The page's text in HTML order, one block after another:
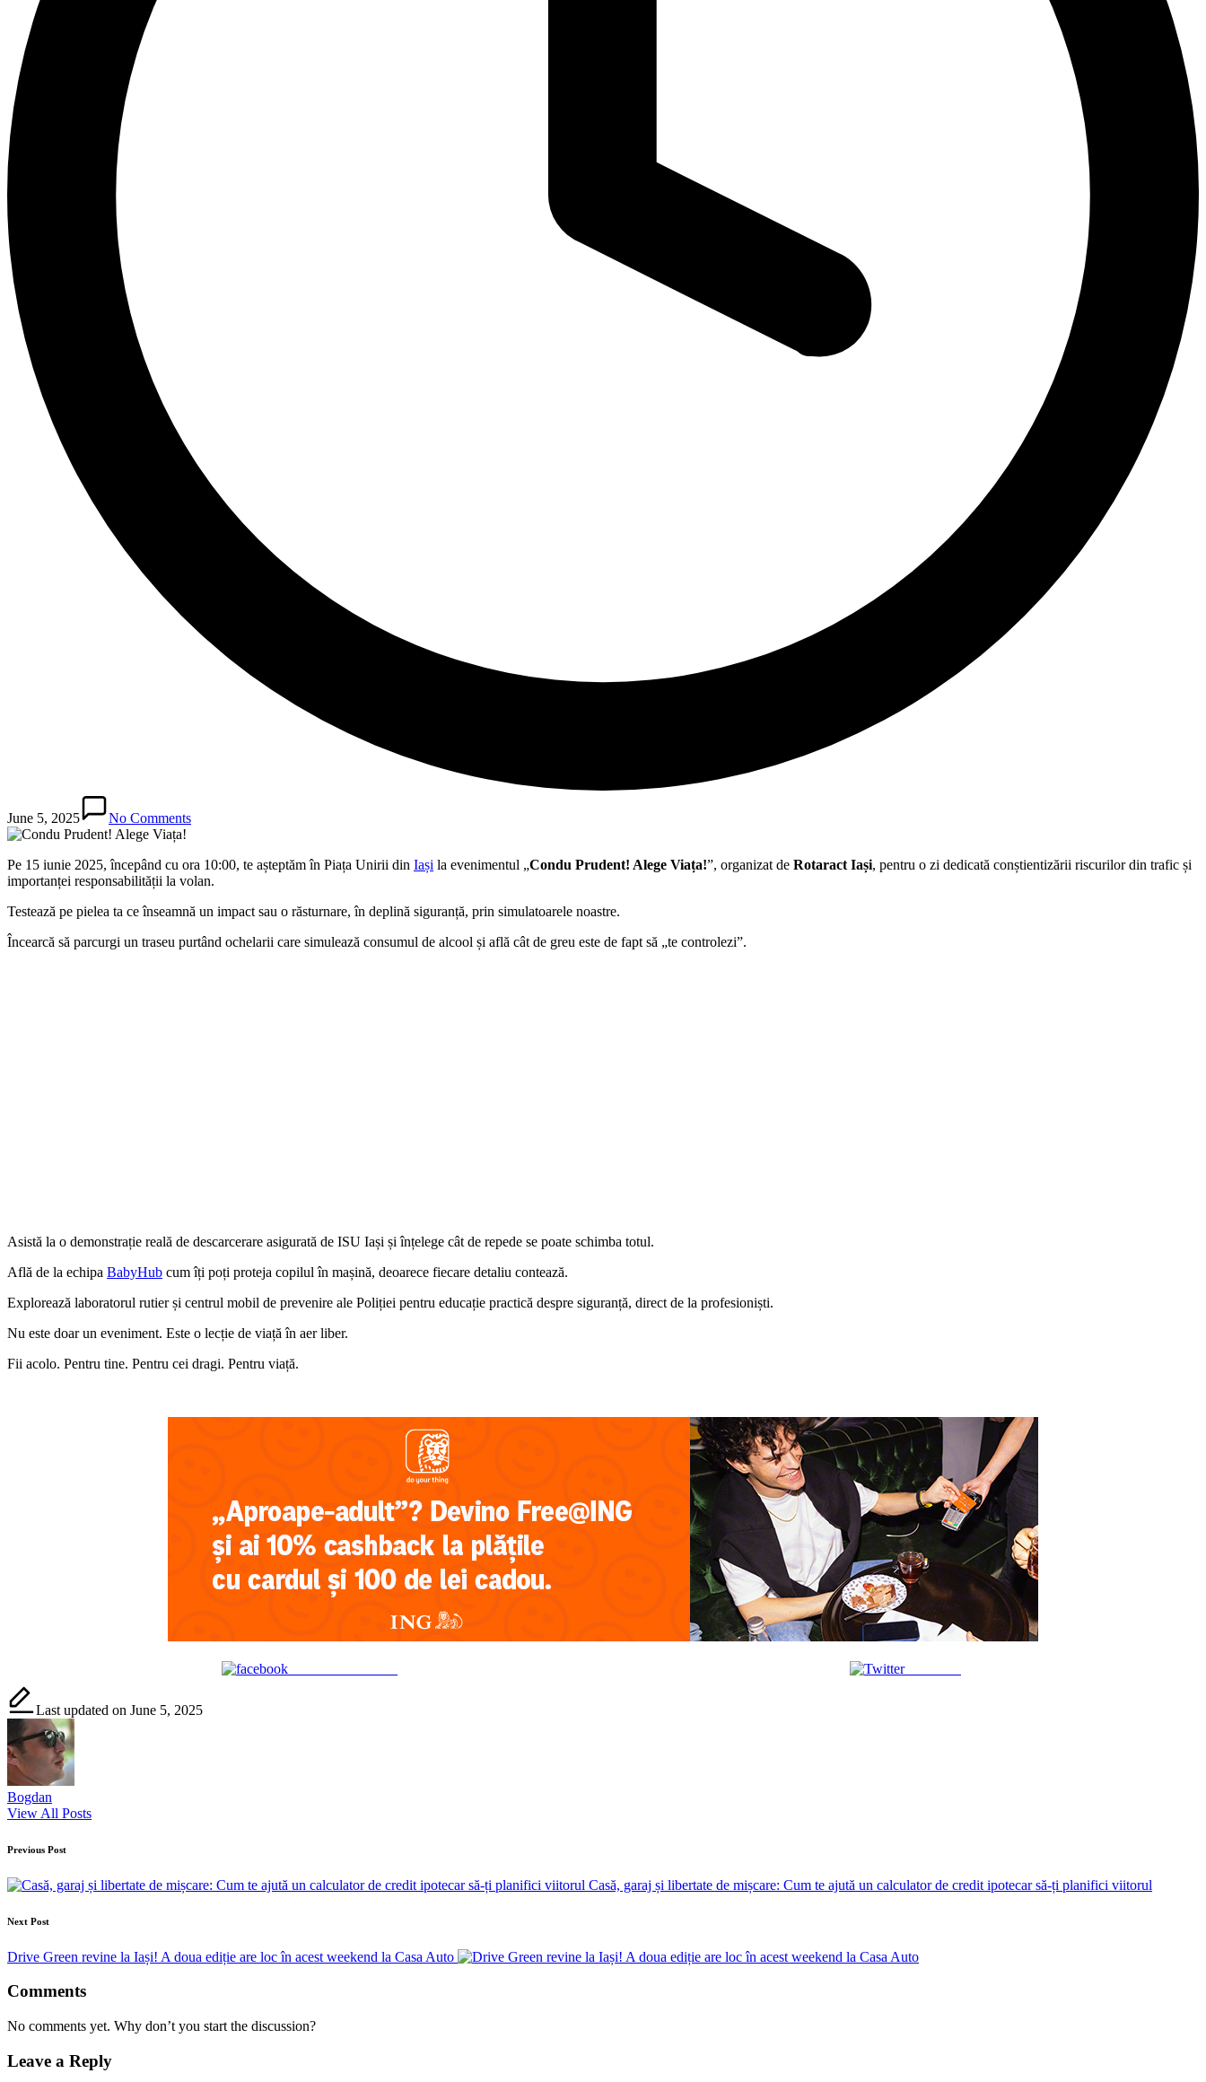
June 5, 2025 No Comments
Pe 15 iunie 2025, începând cu ora 10:00, te așteptăm în Piața Unirii din Iași la evenimentul „Condu Prudent! Alege Viața!”, organizat de Rotaract Iași, pentru o zi dedicată conștientizării riscurilor din trafic și
importanței responsabilității la volan.
Testează pe pielea ta ce înseamnă un impact sau o răsturnare, în deplină siguranță, prin simulatoarele noastre.
Încearcă să parcurgi un traseu purtând ochelarii care simulează consumul de alcool și află cât de greu este de fapt să „te controlezi”.
Asistă la o demonstrație reală de descarcerare asigurată de ISU Iași și înțelege cât de repede se poate schimba totul.
Află de la echipa BabyHub cum îți poți proteja copilul în mașină, deoarece fiecare detaliu contează.
Explorează laboratorul rutier și centrul mobil de prevenire ale Poliției pentru educație practică despre siguranță, direct de la profesioniști.
Nu este doar un eveniment. Este o lecție de viață în aer liber.
Fii acolo. Pentru tine. Pentru cei dragi. Pentru viață.
Post on X
Last updated on June 5, 2025
Bogdan
View All Posts
Post
navigation
Previous Post
Casă, garaj și libertate de mișcare: Cum te ajută un calculator de credit ipotecar să-ți planifici viitorul
Next Post
Drive Green revine la Iași! A doua ediție are loc în acest weekend la Casa Auto
Comments
No comments yet. Why don’t you start the discussion?
Leave a Reply